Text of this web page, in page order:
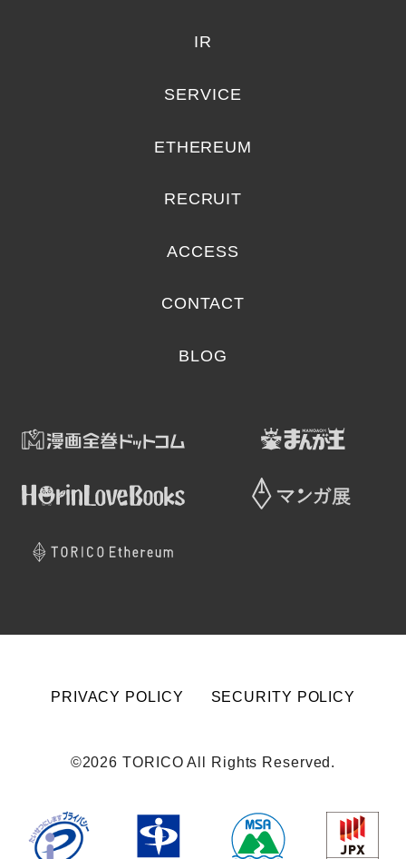
IR
SERVICE
ETHEREUM
RECRUIT
ACCESS
CONTACT
BLOG
PRIVACY POLICY SECURITY POLICY
©2026 TORICO All Rights Reserved.